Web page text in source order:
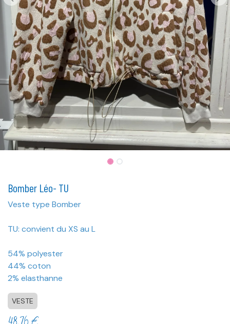
Bomber Léo- TU
Veste type Bomber
TU: convient du XS au L
54% polyester
44% coton
2% elasthanne
VESTE